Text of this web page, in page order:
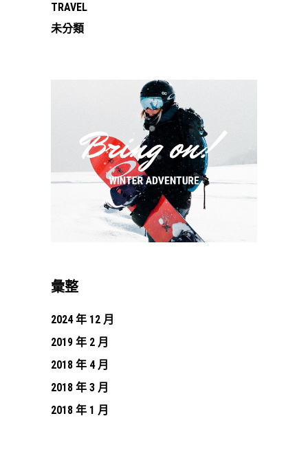
TRAVEL
未分類
彙整
2024 年 12 月
2019 年 2 月
2018 年 4 月
2018 年 3 月
2018 年 1 月